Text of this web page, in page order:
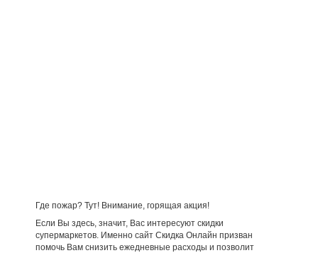
Где пожар? Тут! Внимание, горящая акция!
Если Вы здесь, значит, Вас интересуют скидки
супермаркетов. Именно сайт Скидка Онлайн призван
помочь Вам снизить ежедневные расходы и позволит